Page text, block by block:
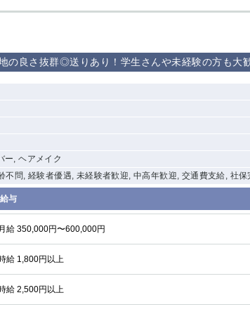
の良さ抜群◎送りあり！学生さんや未経験の方も大
ー, ヘアメイク
不問, 経験者優遇, 未経験者歓迎, 中高年歓迎, 交通費支給, 社保
給与
月給 350,000円〜600,000円
給 1,800円以上
給 2,500円以上
本八幡
東金
で設定